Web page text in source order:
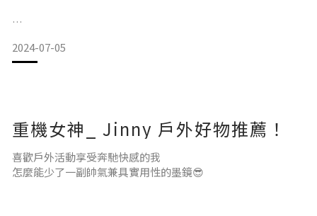
有效地減少了來自水面和道路的眩光
減少了因為眩光引起的視覺疲勞！
2024-07-05
重機女神_ Jinny 戶外好物推薦！
喜歡戶外活動享受奔馳快感的我
怎麼能少了一副帥氣兼具實用性的墨鏡😎